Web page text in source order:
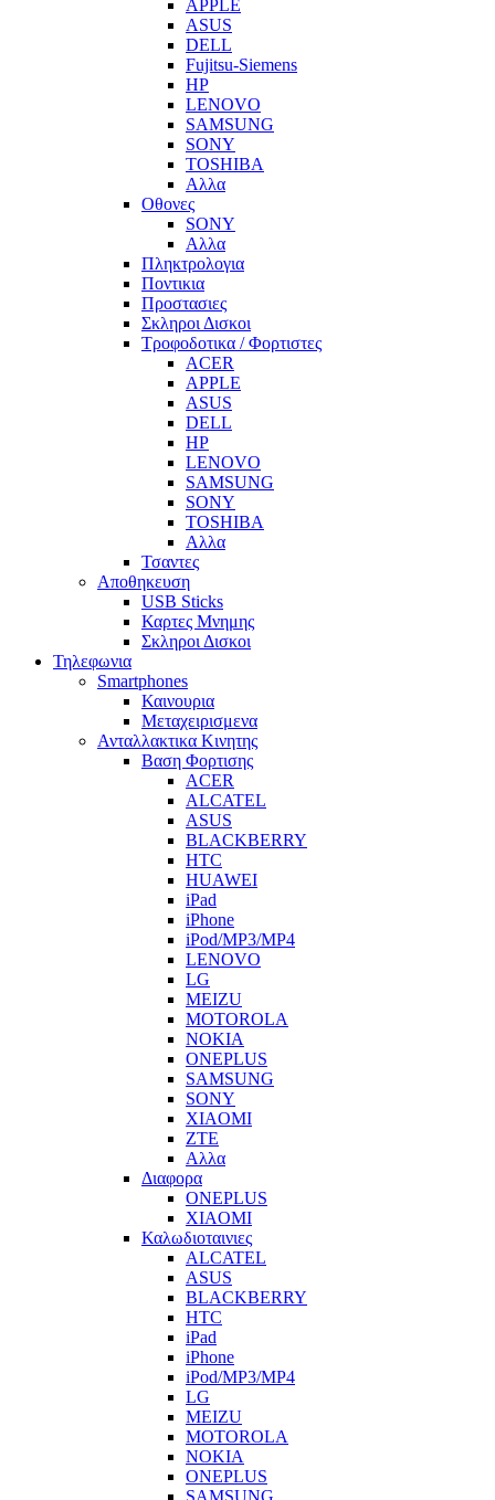
APPLE
ASUS
DELL
Fujitsu-Siemens
HP
LENOVO
SAMSUNG
SONY
TOSHIBA
Αλλα
Οθονες
SONY
Αλλα
Πληκτρολογια
Ποντικια
Προστασιες
Σκληροι Δισκοι
Τροφοδοτικα / Φορτιστες
ACER
APPLE
ASUS
DELL
HP
LENOVO
SAMSUNG
SONY
TOSHIBA
Αλλα
Τσαντες
Αποθηκευση
USB Sticks
Καρτες Μνημης
Σκληροι Δισκοι
Τηλεφωνια
Smartphones
Καινουρια
Μεταχειρισμενα
Ανταλλακτικα Κινητης
Βαση Φορτισης
ACER
ALCATEL
ASUS
BLACKBERRY
HTC
HUAWEI
iPad
iPhone
iPod/MP3/MP4
LENOVO
LG
MEIZU
MOTOROLA
NOKIA
ONEPLUS
SAMSUNG
SONY
XIAOMI
ZTE
Αλλα
Διαφορα
ONEPLUS
XIAOMI
Καλωδιοταινιες
ALCATEL
ASUS
BLACKBERRY
HTC
iPad
iPhone
iPod/MP3/MP4
LG
MEIZU
MOTOROLA
NOKIA
ONEPLUS
SAMSUNG